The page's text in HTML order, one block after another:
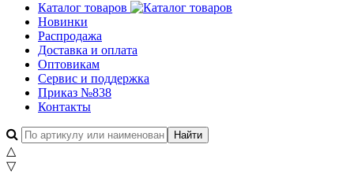
Каталог товаров
Новинки
Распродажа
Доставка и оплата
Оптовикам
Сервис и поддержка
Приказ №838
Контакты
△
▽